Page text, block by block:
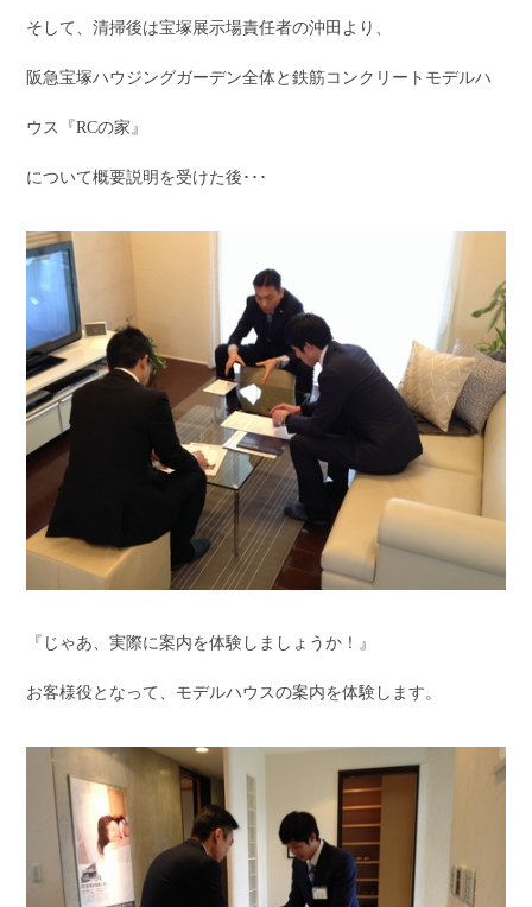
そして、清掃後は宝塚展示場責任者の沖田より、
阪急宝塚ハウジングガーデン全体と鉄筋コンクリートモデルハ
ウス『RCの家』
について概要説明を受けた後･･･
『じゃあ、実際に案内を体験しましょうか！』
お客様役となって、モデルハウスの案内を体験します。